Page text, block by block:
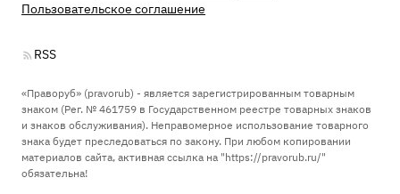
Пользовательское соглашение
RSS
«Праворуб» (pravorub) - является зарегистрированным товарным
знаком (Рег. № 461759 в Государственном реестре товарных знаков
и знаков обслуживания). Неправомерное использование товарного
знака будет преследоваться по закону. При любом копировании
материалов сайта, активная ссылка на "https://pravorub.ru/"
обязательна!